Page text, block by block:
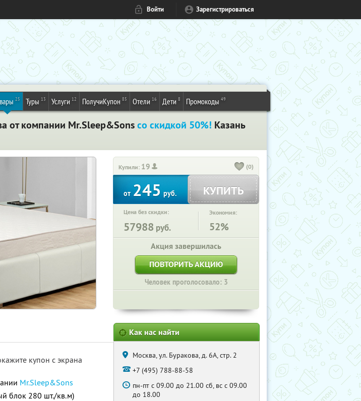
Войти Зарегистрироваться
25 Туры 13 Услуги 12 ПолучиКупон 85 Отели 16 Дети 8 Промокоды 49
от компании Mr.Sleep&Sonsсо скидкой 50%! Казань
Купили: 19 (0)
от245руб. КУПИТЬ
Цена без скидки:
57988 руб.
Экономия:
52%
Акция завершилась
ПОВТОРИТЬ АКЦИЮ
Человек проголосовало: 3
купон с экрана
Mr.Sleep&Sons
блок 280 шт./кв.м)
Как нас найти
Москва, ул. Буракова, д. 6А, стр. 2
+7 (495) 788-88-58
пн-пт с 09.00 до 21.00 сб, вс с 09.00
до 18.00